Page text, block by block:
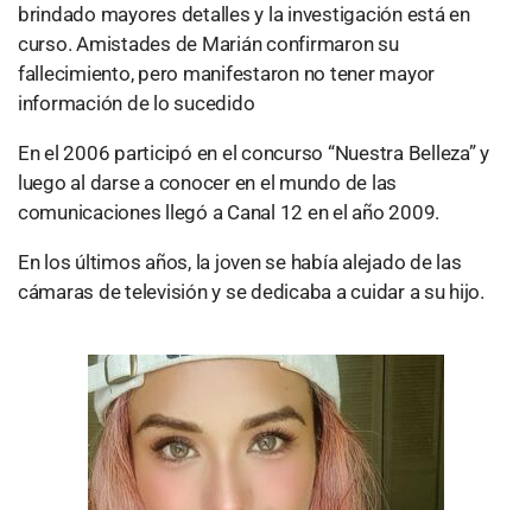
brindado mayores detalles y la investigación está en
curso. Amistades de Marián confirmaron su
fallecimiento, pero manifestaron no tener mayor
información de lo sucedido
En el 2006 participó en el concurso “Nuestra Belleza” y
luego al darse a conocer en el mundo de las
comunicaciones llegó a Canal 12 en el año 2009.
En los últimos años, la joven se había alejado de las
cámaras de televisión y se dedicaba a cuidar a su hijo.